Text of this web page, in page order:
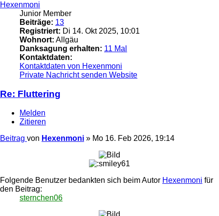
Hexenmoni
Junior Member
Beiträge: 13
Registriert: Di 14. Okt 2025, 10:01
Wohnort: Allgäu
Danksagung erhalten: 11 Mal
Kontaktdaten:
Kontaktdaten von Hexenmoni
Private Nachricht senden Website
Re: Fluttering
Melden
Zitieren
Beitrag von Hexenmoni » Mo 16. Feb 2026, 19:14
Folgende Benutzer bedankten sich beim Autor Hexenmoni für
den Beitrag:
sternchen06